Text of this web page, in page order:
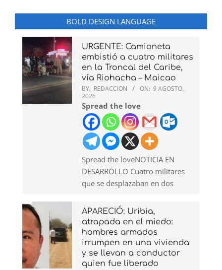
BOLD DESIGN LANGUAGE
URGENTE: Camioneta
embistió a cuatro militares
en la Troncal del Caribe,
vía Riohacha – Maicao
BY: REDACCION ON: 9 AGOSTO,
2026
Spread the love
Spread the loveNOTICIA EN
DESARROLLO Cuatro militares
que se desplazaban en dos
APARECIÓ: Uribia,
atrapada en el miedo:
hombres armados
irrumpen en una vivienda
y se llevan a conductor
quien fue liberado